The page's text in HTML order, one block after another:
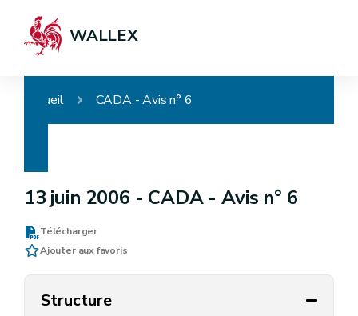
WALLEX
Accueil CADA - Avis n° 6
13 juin 2006 - CADA - Avis n° 6
Télécharger
Ajouter aux favoris
Structure